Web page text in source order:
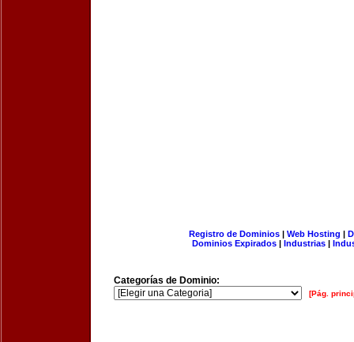
Registro de Dominios| Web Hosting |
Dominios Expirados | Industrias |
Categorías de Dominio:
[Pág.